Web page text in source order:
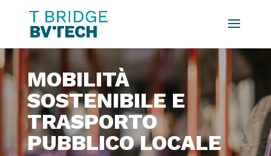
MOBILITÀ
SOSTENIBILE E
TRASPORTO
PUBBLICO LOCALE